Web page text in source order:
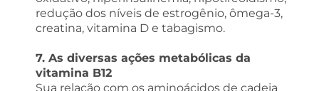
redução dos níveis de estrogênio, ômega-3,
creatina, vitamina D e tabagismo.
7. As diversas ações metabólicas da
vitamina B12
Sua relação com os aminoácidos de cadeia